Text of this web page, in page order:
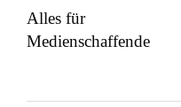
Alles für
Medienschaffende